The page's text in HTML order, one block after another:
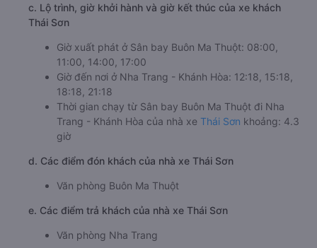
c. Lộ trình, giờ khởi hành và giờ kết thúc của xe khách
Thái Sơn
Giờ xuất phát ở Sân bay Buôn Ma Thuột: 08:00,
11:00, 14:00, 17:00
Giờ đến nơi ở Nha Trang - Khánh Hòa: 12:18, 15:18,
18:18, 21:18
Thời gian chạy từ Sân bay Buôn Ma Thuột đi Nha
Trang - Khánh Hòa của nhà xe Thái Sơn khoảng: 4.3
giờ
d. Các điểm đón khách của nhà xe Thái Sơn
Văn phòng Buôn Ma Thuột
e. Các điểm trả khách của nhà xe Thái Sơn
Văn phòng Nha Trang